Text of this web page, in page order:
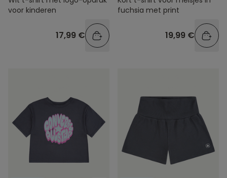
voor kinderen
17,99 €
fuchsia met print
19,99 €